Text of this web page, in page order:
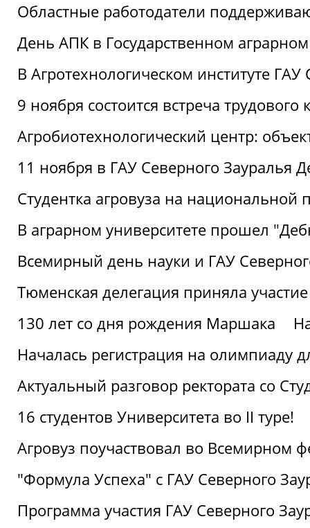
Областные работодатели
День АПК в Государственном
В Агротехнологическом институте
9 ноября состоится встреча трудового
Агробиотехнологический центр:
11 ноября в ГАУ Северного Зауралья
Студентка агровуза на национальной
В аграрном университете прошел
Всемирный день науки и ГАУ
Тюменская делегация приняла
130 лет со дня рождения Маршака
Началась регистрация на олимпиаду
Актуальный разговор ректората со
16 студентов Университета во II туре!
Агровуз поучаствовал во Всемирном
"Формула Успеха" с ГАУ Северного
Программа участия ГАУ Северного